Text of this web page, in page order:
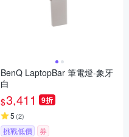
BenQ LaptopBar 筆電燈-象牙
白
$3,411 9折
5 (2)
挑戰低價 券